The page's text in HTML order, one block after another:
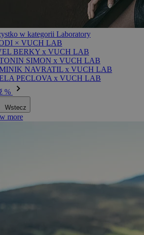
w kategorii Laboratory
× VUCH LAB
BERKY x VUCH LAB
SIMON x VUCH LAB
NAVRATIL x VUCH LAB
PECLOVA x VUCH LAB
%
Wstecz
more